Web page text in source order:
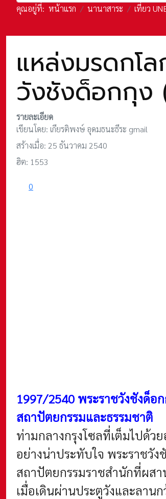
คุณอยู่ที่: หน้าแรก นานาสาระ เที่ยว
แหล่งมรดกโล
วังชังด็อกกุง
รายละเอียด
เขียนโดย: เกียรติพงษ์ อุดมธนะธีระ gmail
สร้างเมื่อ: 25 ธันวาคม 2540
ฮิต: 1553
0
1997/2540 พระราชวังชังด็อ
สถาปัตยกรรมและธรรมชาติ
ท่ามกลางกรุงโซลที่เต็มไปด้ว
อย่างน่าประทับใจ พระราชวั
สถาปัตยกรรมราชสำนักที่ผส
เมื่อเดินผ่านประตูวังและลาน